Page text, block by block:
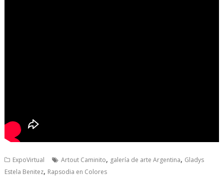
ExpoVirtual Artout Caminito, galería de arte Argentina, Gladys
Estela Benitez, Rapsodia en Colores